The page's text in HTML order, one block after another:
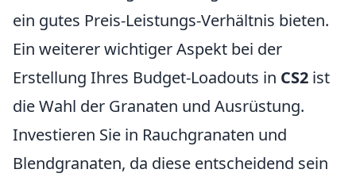
ein gutes Preis-Leistungs-Verhältnis bieten.
Ein weiterer wichtiger Aspekt bei der
Erstellung Ihres Budget-Loadouts in CS2 ist
die Wahl der Granaten und Ausrüstung.
Investieren Sie in Rauchgranaten und
Blendgranaten, da diese entscheidend sein